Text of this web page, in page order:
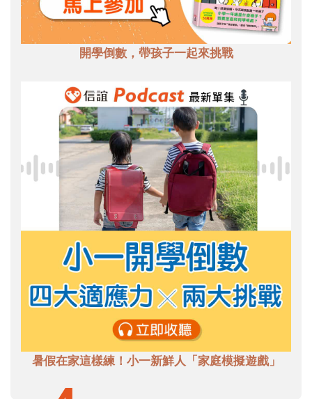
開學倒數，帶孩子一起來挑戰
暑假在家這樣練！小一新鮮人「家庭模擬遊戲」